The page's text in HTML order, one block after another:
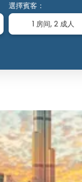
選擇賓客：
1 房间, 2 成人